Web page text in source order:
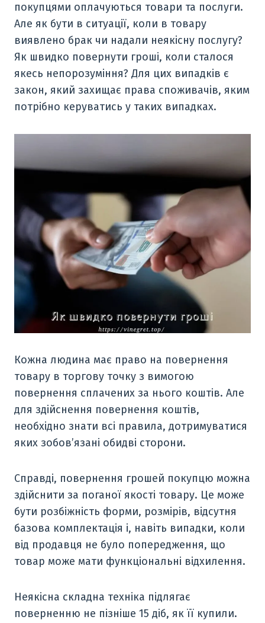
покупцями оплачуються товари та послуги.
Але як бути в ситуації, коли в товару
виявлено брак чи надали неякісну послугу?
Як швидко повернути гроші, коли сталося
якесь непорозуміння? Для цих випадків є
закон, який захищає права споживачів, яким
потрібно керуватись у таких випадках.
Кожна людина має право на повернення
товару в торгову точку з вимогою
повернення сплачених за нього коштів. Але
для здійснення повернення коштів,
необхідно знати всі правила, дотримуватися
яких зобов’язані обидві сторони.
Справді, повернення грошей покупцю можна
здійснити за поганої якості товару. Це може
бути розбіжність форми, розмірів, відсутня
базова комплектація і, навіть випадки, коли
від продавця не було попередження, що
товар може мати функціональні відхилення.
Неякісна складна техніка підлягає
поверненню не пізніше 15 діб, як її купили.